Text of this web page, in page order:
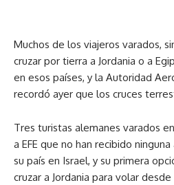
Muchos de los viajeros varados,
cruzar por tierra a Jordania o a
en esos países, y la Autoridad
recordó ayer que los cruces
Tres turistas alemanes varados
a EFE que no han recibido
su país en Israel, y su primera
cruzar a Jordania para volar desde